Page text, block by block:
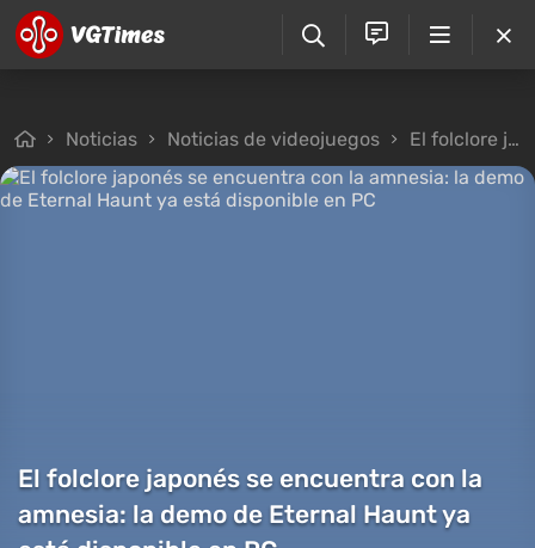
Noticias Noticias de videojuegos El folclore japonés se encuentra con la amnesia: la demo de Eternal Haunt ya está disponible en PC
El folclore japonés se encuentra con la
amnesia: la demo de Eternal Haunt ya